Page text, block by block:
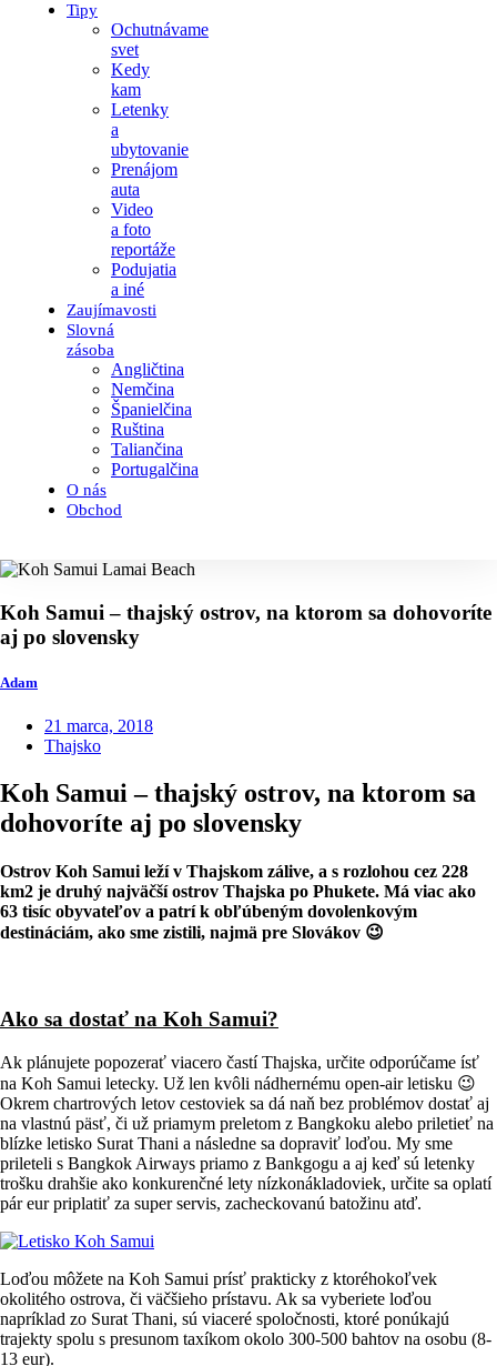
Tipy
Ochutnávame
svet
Kedy
kam
Letenky
a
ubytovanie
Prenájom
auta
Video
a foto
reportáže
Podujatia
a iné
Zaujímavosti
Slovná
zásoba
Angličtina
Nemčina
Španielčina
Ruština
Taliančina
Portugalčina
O nás
Obchod
Koh Samui – thajský ostrov, na ktorom sa dohovoríte
aj po slovensky
Adam
21 marca, 2018
Thajsko
Koh Samui – thajský ostrov, na ktorom sa
dohovoríte aj po slovensky
Ostrov Koh Samui leží v Thajskom zálive, a s rozlohou cez 228
km2 je druhý najväčší ostrov Thajska po Phukete. Má viac ako
63 tisíc obyvateľov a patrí k obľúbeným dovolenkovým
destináciám, ako sme zistili, najmä pre Slovákov 😉
Ako sa dostať na Koh Samui?
Ak plánujete popozerať viacero častí Thajska, určite odporúčame ísť
na Koh Samui letecky. Už len kvôli nádhernému open-air letisku 😉
Okrem chartrových letov cestoviek sa dá naň bez problémov dostať aj
na vlastnú päsť, či už priamym preletom z Bangkoku alebo priletieť na
blízke letisko Surat Thani a následne sa dopraviť loďou. My sme
prileteli s Bangkok Airways priamo z Bankgogu a aj keď sú letenky
trošku drahšie ako konkurenčné lety nízkonákladoviek, určite sa oplatí
pár eur priplatiť za super servis, zacheckovanú batožinu atď.
Loďou môžete na Koh Samui prísť prakticky z ktoréhokoľvek
okolitého ostrova, či väčšieho prístavu. Ak sa vyberiete loďou
napríklad zo Surat Thani, sú viaceré spoločnosti, ktoré ponúkajú
trajekty spolu s presunom taxíkom okolo 300-500 bahtov na osobu (8-
13 eur).